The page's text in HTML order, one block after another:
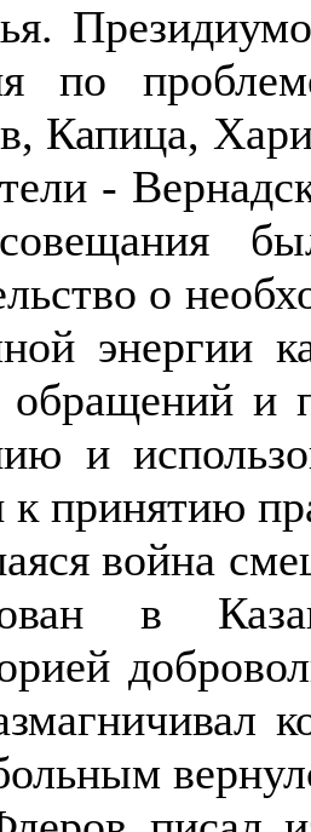
по
Капица,
-
о
энергии
обращений и
и
к принятию
война
в